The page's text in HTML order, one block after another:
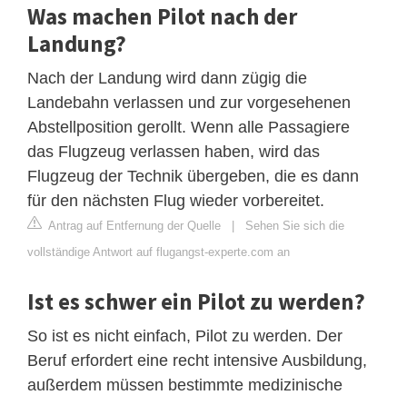
Was machen Pilot nach der
Landung?
Nach der Landung wird dann zügig die
Landebahn verlassen und zur vorgesehenen
Abstellposition gerollt. Wenn alle Passagiere
das Flugzeug verlassen haben, wird das
Flugzeug der Technik übergeben, die es dann
für den nächsten Flug wieder vorbereitet.
Antrag auf Entfernung der Quelle | Sehen Sie sich die
vollständige Antwort auf flugangst-experte.com an
Ist es schwer ein Pilot zu werden?
So ist es nicht einfach, Pilot zu werden. Der
Beruf erfordert eine recht intensive Ausbildung,
außerdem müssen bestimmte medizinische